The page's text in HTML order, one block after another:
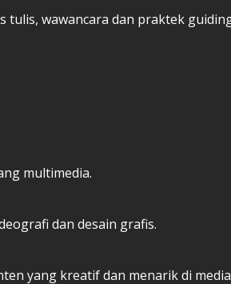
tulis, wawancara dan praktek
multimedia.
dan desain grafis.
yang kreatif dan menarik di